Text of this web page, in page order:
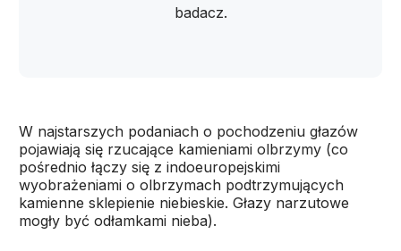
badacz.
W najstarszych podaniach o pochodzeniu głazów
pojawiają się rzucające kamieniami olbrzymy (co
pośrednio łączy się z indoeuropejskimi
wyobrażeniami o olbrzymach podtrzymujących
kamienne sklepienie niebieskie. Głazy narzutowe
mogły być odłamkami nieba).